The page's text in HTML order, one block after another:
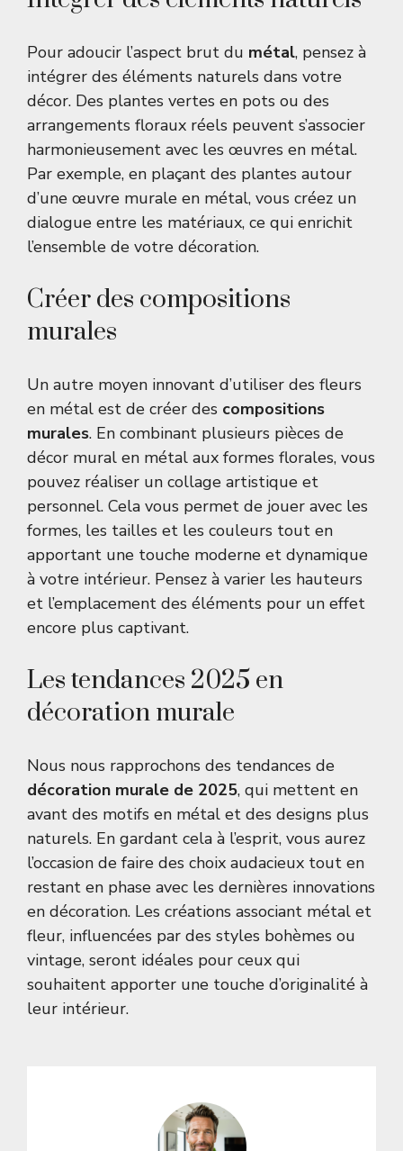
Pour adoucir l’aspect brut du métal, pensez à
intégrer des éléments naturels dans votre
décor. Des plantes vertes en pots ou des
arrangements floraux réels peuvent s’associer
harmonieusement avec les œuvres en métal.
Par exemple, en plaçant des plantes autour
d’une œuvre murale en métal, vous créez un
dialogue entre les matériaux, ce qui enrichit
l’ensemble de votre décoration.
Créer des compositions
murales
Un autre moyen innovant d’utiliser des fleurs
en métal est de créer des compositions
murales. En combinant plusieurs pièces de
décor mural en métal aux formes florales, vous
pouvez réaliser un collage artistique et
personnel. Cela vous permet de jouer avec les
formes, les tailles et les couleurs tout en
apportant une touche moderne et dynamique
à votre intérieur. Pensez à varier les hauteurs
et l’emplacement des éléments pour un effet
encore plus captivant.
Les tendances 2025 en
décoration murale
Nous nous rapprochons des tendances de
décoration murale de 2025, qui mettent en
avant des motifs en métal et des designs plus
naturels. En gardant cela à l’esprit, vous aurez
l’occasion de faire des choix audacieux tout en
restant en phase avec les dernières innovations
en décoration. Les créations associant métal et
fleur, influencées par des styles bohèmes ou
vintage, seront idéales pour ceux qui
souhaitent apporter une touche d’originalité à
leur intérieur.